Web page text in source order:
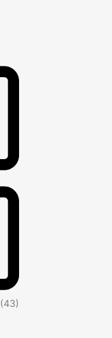
(43)